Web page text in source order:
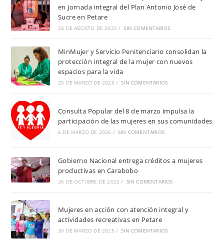
en jornada integral del Plan Antonio José de
Sucre en Petare
24 DE AGOSTO DE 2025 / SIN COMENTARIOS
MinMujer y Servicio Penitenciario consolidan la
protección integral de la mujer con nuevos
espacios para la vida
25 DE MARZO DE 2026 / SIN COMENTARIOS
Consulta Popular del 8 de marzo impulsa la
participación de las mujeres en sus comunidades
6 DE MARZO DE 2026 / SIN COMENTARIOS
Gobierno Nacional entrega créditos a mujeres
productivas en Carabobo
26 DE OCTUBRE DE 2022 / SIN COMENTARIOS
Mujeres en acción con atención integral y
actividades recreativas en Petare
30 DE MARZO DE 2025 / SIN COMENTARIOS